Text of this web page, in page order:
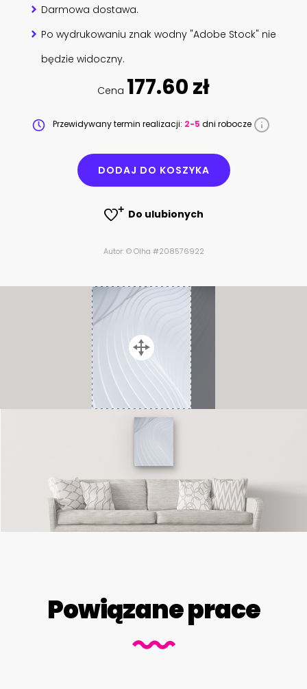
Darmowa dostawa.
Po wydrukowaniu znak wodny "Adobe Stock" nie
będzie widoczny.
Cena 177.60 zł
Przewidywany termin realizacji: 2-5 dni robocze
DODAJ DO KOSZYKA
Do ulubionych
Autor: © Olha #208576922
Powiązane prace